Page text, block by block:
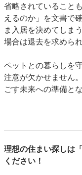
省略されていること
えるのか」を文書で
ま入居を決めてしま
場合は退去を求めら
ペットとの暮らしを
注意が欠かせません
ごす未来への準備と
理想の住まい探しは
ください！